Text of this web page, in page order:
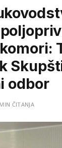
odbor
ČITANJA